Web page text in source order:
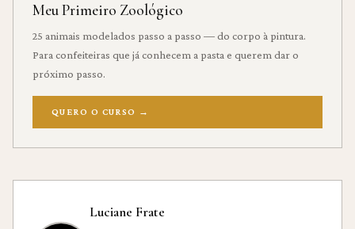
Meu Primeiro Zoológico
25 animais modelados passo a passo — do corpo à pintura.
Para confeiteiras que já conhecem a pasta e querem dar o
próximo passo.
QUERO O CURSO →
Luciane Frate